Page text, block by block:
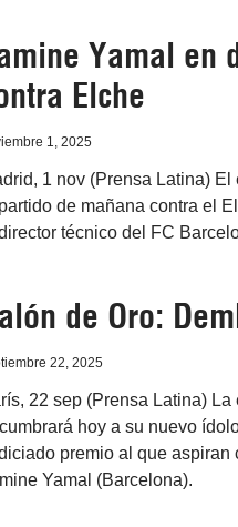
Yamal en
Elche
1, 2025
1 nov (Prensa Latina)
de mañana contra el
técnico del FC
de Oro:
22, 2025
22 sep (Prensa Latina)
hoy a su nuevo
premio al que aspiran
Yamal (Barcelona).